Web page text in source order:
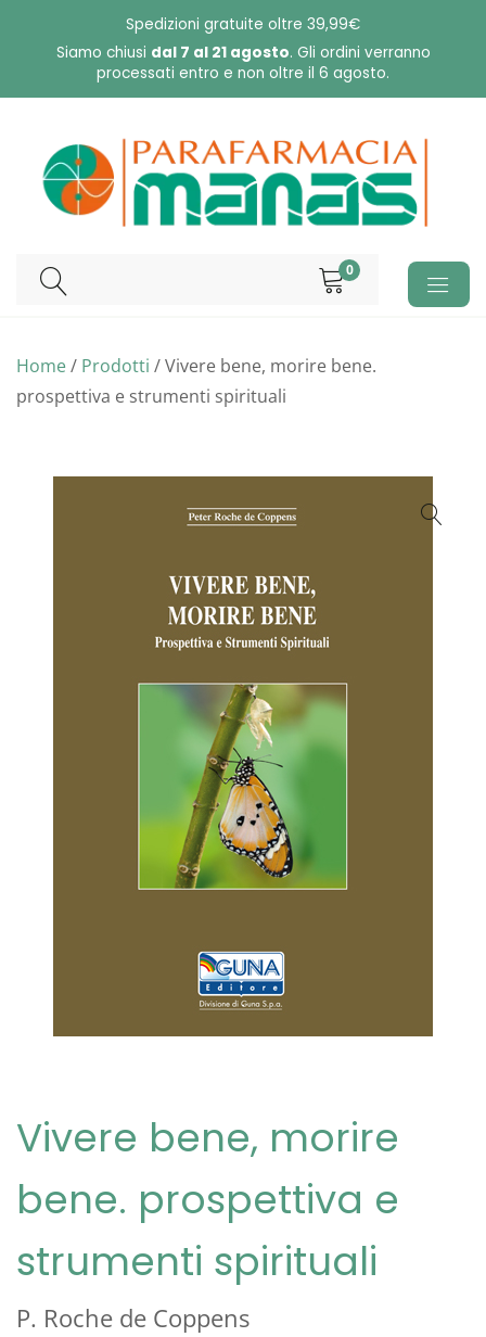
Spedizioni gratuite oltre 39,99€
Siamo chiusi dal 7 al 21 agosto. Gli ordini verranno
processati entro e non oltre il 6 agosto.
0
Home/ Prodotti / Vivere bene, morire bene.
prospettiva e strumenti spirituali
Vivere bene, morire
bene. prospettiva e
strumenti spirituali
P. Roche de Coppens